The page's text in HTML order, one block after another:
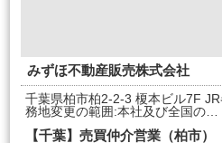
みずほ不動産販売株式会社
千葉県柏市柏2-2-3 榎本ビル7F
務地変更の範囲:本社及び全国の…
【千葉】売買仲介営業（柏市